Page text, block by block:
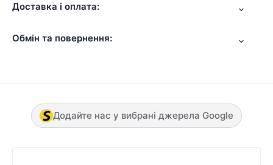
Доставка і оплата:
Обмін та повернення:
Додайте нас у вибрані джерела Google